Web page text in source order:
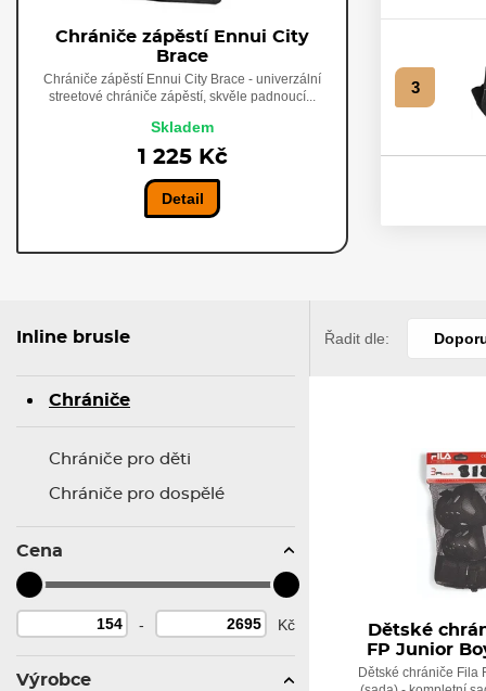
Chrániče zápěstí Ennui City
Brace
Chrániče zápěstí Ennui City Brace - univerzální
streetové chrániče zápěstí, skvěle padnoucí...
Skladem
1 225 Kč
Detail
3
5
Inline brusle
Chrániče
Chrániče pro děti
Chrániče pro dospělé
Cena
- Kč
Výrobce
Řadit dle:
Dětské
FP Junior
Dětské chrániče Fila